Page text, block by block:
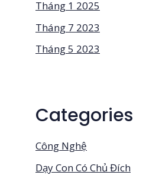
Tháng 1 2025
Tháng 7 2023
Tháng 5 2023
Categories
Công Nghệ
Dạy Con Có Chủ Đích